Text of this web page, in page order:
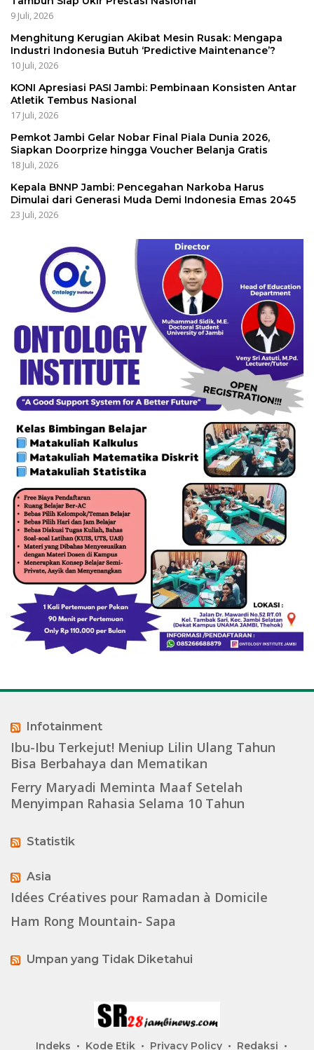
9 Juli, 2026
Menghitung Kerugian Akibat Mesin Rusak: Mengapa
Industri Indonesia Butuh ‘Predictive Maintenance’?
10 Juli, 2026
KONI Apresiasi PASI Jambi: Pembinaan Konsisten Antar
Atletik Tembus Nasional
17 Juli, 2026
Pemkot Jambi Gelar Nobar Final Piala Dunia 2026,
Siapkan Doorprize hingga Voucher Belanja Gratis
18 Juli, 2026
Kepala BNNP Jambi: Pencegahan Narkoba Harus
Dimulai dari Generasi Muda Demi Indonesia Emas 2045
23 Juli, 2026
Infotainment
Ibu-Ibu Terkejut! Meniup Lilin Ulang Tahun
Bisa Berbahaya dan Mematikan
Ferry Maryadi Meminta Maaf Setelah
Menyimpan Rahasia Selama 10 Tahun
Statistik
Asia
Idées Créatives pour Ramadan à Domicile
Ham Rong Mountain- Sapa
Umpan yang Tidak Diketahui
Indeks Kode Etik Privacy Policy Redaksi